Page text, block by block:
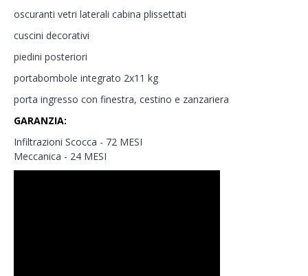
oscuranti vetri laterali cabina plissettati
cuscini decorativi
piedini posteriori
portabombole integrato 2x11 kg
porta ingresso con finestra, cestino e zanzariera
GARANZIA:
Infiltrazioni Scocca - 72 MESI
Meccanica - 24 MESI